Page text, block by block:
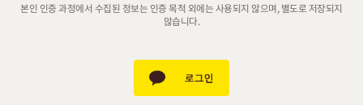
본인 인증 과정에서 수집된 정보는 인증 목적 외에는 사용되지 않으며, 별도로 저장되지
않습니다.